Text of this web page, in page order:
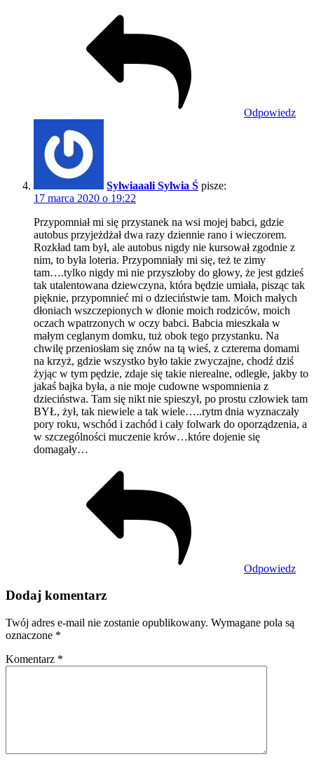
Odpowiedz
Sylwiaaali Sylwia Ś pisze:
17 marca 2020 o 19:22
Przypomniał mi się przystanek na wsi mojej babci, gdzie
autobus przyjeżdżał dwa razy dziennie rano i wieczorem.
Rozkład tam był, ale autobus nigdy nie kursował zgodnie z
nim, to była loteria. Przypomniały mi się, też te zimy
tam….tylko nigdy mi nie przyszłoby do głowy, że jest gdzieś
tak utalentowana dziewczyna, która będzie umiała, pisząc tak
pięknie, przypomnieć mi o dzieciństwie tam. Moich małych
dłoniach wszczepionych w dłonie moich rodziców, moich
oczach wpatrzonych w oczy babci. Babcia mieszkała w
małym ceglanym domku, tuż obok tego przystanku. Na
chwilę przeniosłam się znów na tą wieś, z czterema domami
na krzyż, gdzie wszystko było takie zwyczajne, chodź dziś
żyjąc w tym pędzie, zdaje się takie nierealne, odległe, jakby to
jakaś bajka była, a nie moje cudowne wspomnienia z
dzieciństwa. Tam się nikt nie spieszył, po prostu człowiek tam
BYŁ, żył, tak niewiele a tak wiele…..rytm dnia wyznaczały
pory roku, wschód i zachód i cały folwark do oporządzenia, a
w szczególności muczenie krów…które dojenie się
domagały…
Odpowiedz
Dodaj komentarz
Twój adres e-mail nie zostanie opublikowany. Wymagane pola są
oznaczone *
Komentarz *